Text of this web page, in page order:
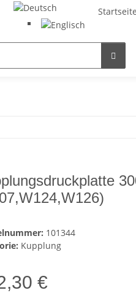
Startseite
101344
Kupplung
€